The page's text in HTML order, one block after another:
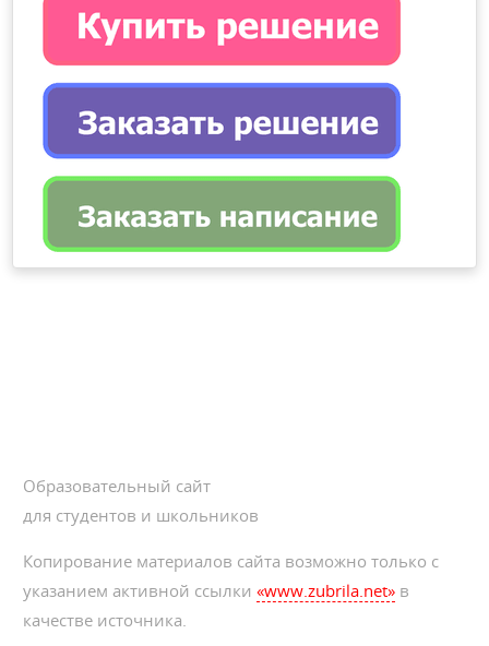
Образовательный сайт
для студентов и школьников
Копирование материалов сайта возможно только с
указанием активной ссылки«www.zubrila.net» в
качестве источника.